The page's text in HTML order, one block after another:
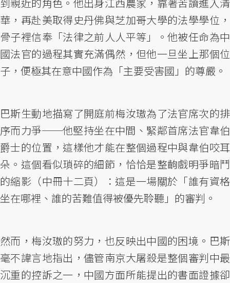
華，再赴美取得史丹佛與芝加哥大學的法學學位，
骨子裡信奉「法律之前人人平等」。他被任命為中
國法官的過程其實充滿偶然，但他一旦坐上那個位
子，便極其在意中國作為「主要受害國」的尊嚴。
巴斯生動地描寫了開庭前梅汝璈為了法官席次的排
序而力爭──他堅持坐在中間、緊鄰首席法官韋伯
爵士的位置，這樣他才能在整個過程中與韋伯咬耳
朵。這個看似瑣碎的細節，恰恰是整齣戲明爭暗鬥
的縮影（中冊十二頁）：這是一場關於「誰有資格
坐在哪裡、誰的苦難值得被優先聆聽」的審判。
然而，梅汝璈的努力，也反映出中國的困境。巴斯
毫不諱言地指出，儘管南京大屠殺是整個審判中最
沉重的控訴之一，中國方面所能提出的書面證據卻